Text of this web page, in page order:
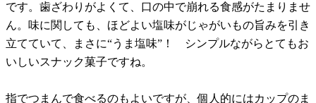
です。歯ざわりがよくて、口の中で崩れる食感がたまりませ
ん。味に関しても、ほどよい塩味がじゃがいもの旨みを引き
立てていて、まさに“うま塩味”！ シンプルながらとてもお
いしいスナック菓子ですね。
指でつまんで食べるのもよいですが、個人的にはカップのま